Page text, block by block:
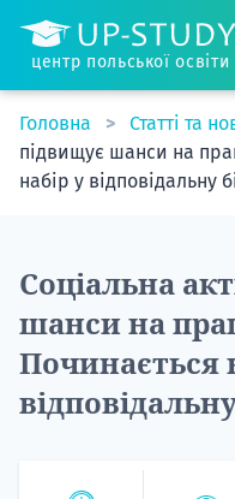
центр польської освіти
Головна Статті та
підвищує шанси на
набір у відповідальну
Соціальна
шанси на
Починається